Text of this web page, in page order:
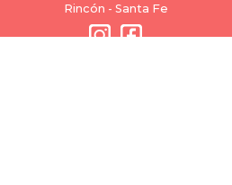
Rincón - Santa Fe